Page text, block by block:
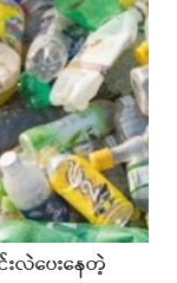
လဲပေးနေတဲ့